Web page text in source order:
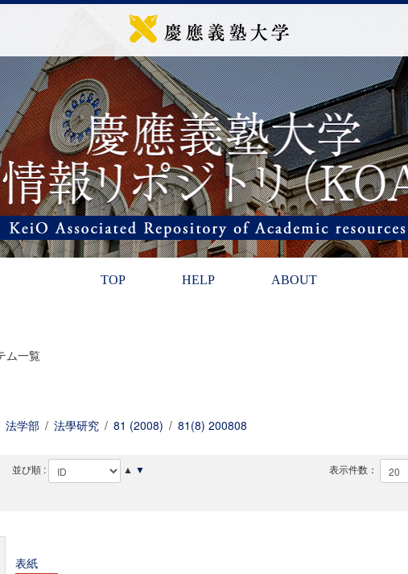
TOP HELP ABOUT
ム一覧
法学部 / 法學研究 / 81 (2008) / 81(8) 200808
並び順 : ▲ ▼ 表示件数：
表紙